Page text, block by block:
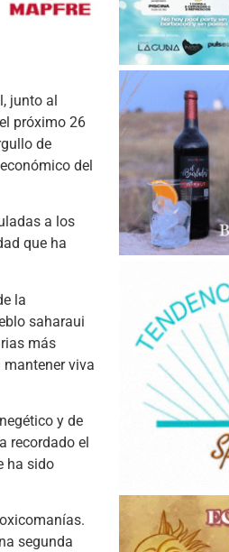
junto al
próximo 26
de
del
a los
que ha
la
saharaui
más
viva
y de
recordado el
ha sido
segunda